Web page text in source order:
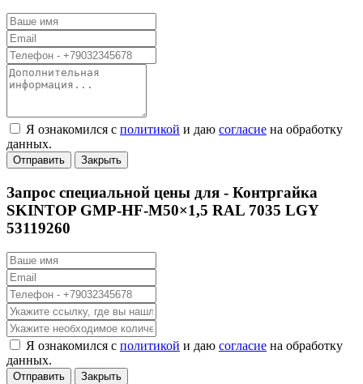
Я ознакомился с политикой и даю согласие на обработку
данных.
Отправить Закрыть
Запрос специальной цены для - Контргайка
SKINTOP GMP-HF-M50×1,5 RAL 7035 LGY
53119260
Я ознакомился с политикой и даю согласие на обработку
данных.
Отправить Закрыть